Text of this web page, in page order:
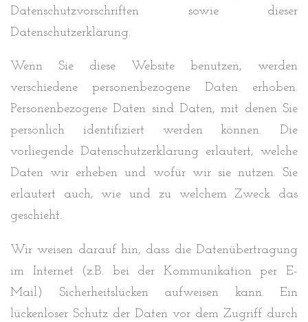
Datenschutzvorschriften sowie dieser
Datenschutzerklärung.
Wenn Sie diese Website benutzen, werden
verschiedene personenbezogene Daten erhoben.
Personenbezogene Daten sind Daten, mit denen Sie
persönlich identifiziert werden können. Die
vorliegende Datenschutzerklärung erläutert, welche
Daten wir erheben und wofür wir sie nutzen. Sie
erläutert auch, wie und zu welchem Zweck das
geschieht.
Wir weisen darauf hin, dass die Datenübertragung
im Internet (z.B. bei der Kommunikation per E-
Mail) Sicherheitslücken aufweisen kann. Ein
lückenloser Schutz der Daten vor dem Zugriff durch